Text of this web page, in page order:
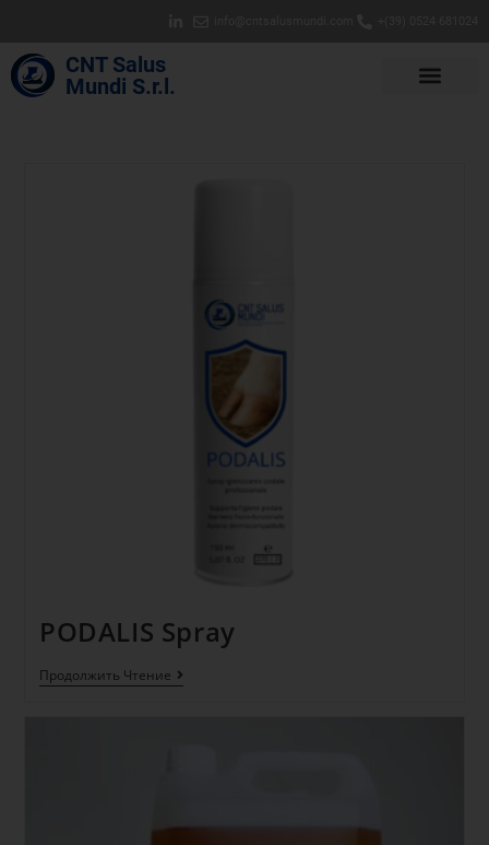
CNT Salus
Mundi S.r.l.
PODALIS Spray
Продолжить Чтение